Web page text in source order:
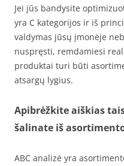
Jei jūs bandysite
yra C kategorijos ir iš
valdymas jūsų įmonėje
nuspręsti, remdamiesi
produktai turi būti
atsargų lygius.
Apibrėžkite aiškias
šalinate iš
ABC analizė yra